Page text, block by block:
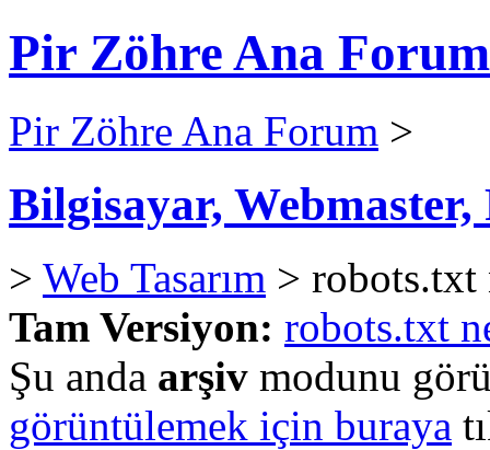
Pir Zöhre Ana Forum
Pir Zöhre Ana Forum >
Bilgisayar,
> Web Tasarım > robots.txt
Tam Versiyon: robots.txt
Şu anda arşiv modunu
görüntülemek için buraya